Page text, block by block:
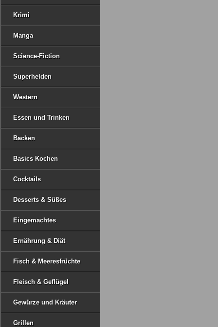
Krimi
Manga
Science-Fiction
Superhelden
Western
Essen und Trinken
Backen
Basics Kochen
Cocktails
Desserts & Süßes
Eingemachtes
Ernährung & Diät
Fisch & Meeresfrüchte
Fleisch & Geflügel
Gewürze und Kräuter
Grillen